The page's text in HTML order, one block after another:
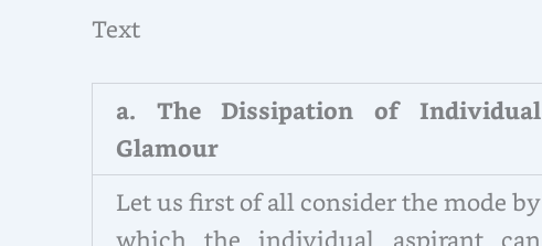
Text
a. The Dissipation of Individual
Glamour
Let us first of all consider the mode by
which the individual aspirant can